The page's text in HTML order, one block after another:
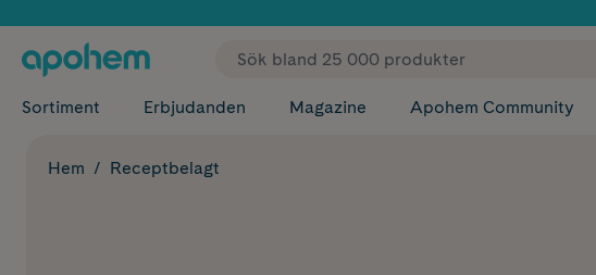
✓ Fri frakt
Sortiment Erbjudanden Magazine Apohem Community
Hem Receptbelagt